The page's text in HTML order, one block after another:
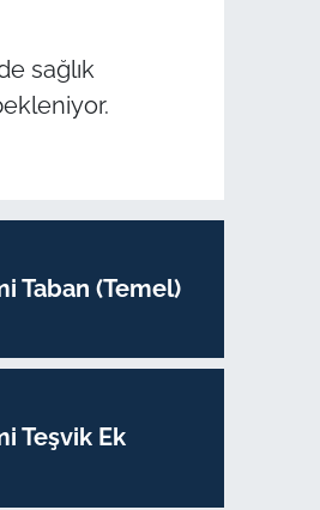
sağlık
Taban (Temel)
Teşvik Ek